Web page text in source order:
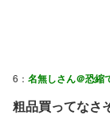
6： 名無しさん＠恐縮
粗品買ってなさ